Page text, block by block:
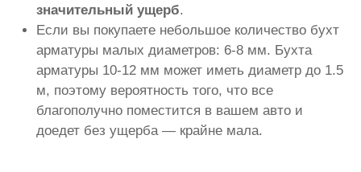
значительный ущерб.
Если вы покупаете небольшое количество бухт
арматуры малых диаметров: 6-8 мм. Бухта
арматуры 10-12 мм может иметь диаметр до 1.5
м, поэтому вероятность того, что все
благополучно поместится в вашем авто и
доедет без ущерба — крайне мала.